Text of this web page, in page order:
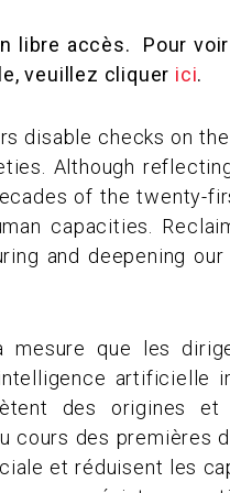
libre accès. Pour
veuillez cliquer ici.
disable checks on
Although
of the twenty-
capacities.
and deepening our
mesure que les
artificielle
des origines et
cours des premières
et réduisent les